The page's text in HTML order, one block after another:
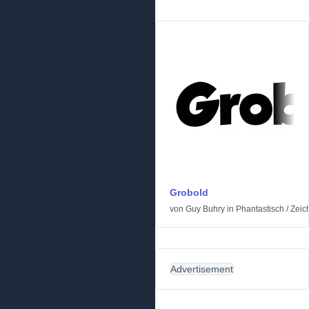
Grobold
von Guy Buhry in Phantastisch /
Advertisement